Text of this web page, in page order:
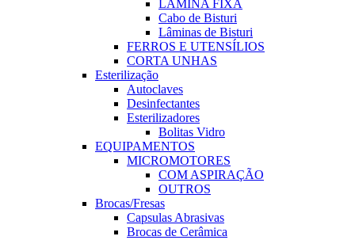
LÂMINA FIXA
Cabo de Bisturi
Lâminas de Bisturi
FERROS E UTENSÍLIOS
CORTA UNHAS
Esterilização
Autoclaves
Desinfectantes
Esterilizadores
Bolitas Vidro
EQUIPAMENTOS
MICROMOTORES
COM ASPIRAÇÃO
OUTROS
Brocas/Fresas
Capsulas Abrasivas
Brocas de Cerâmica